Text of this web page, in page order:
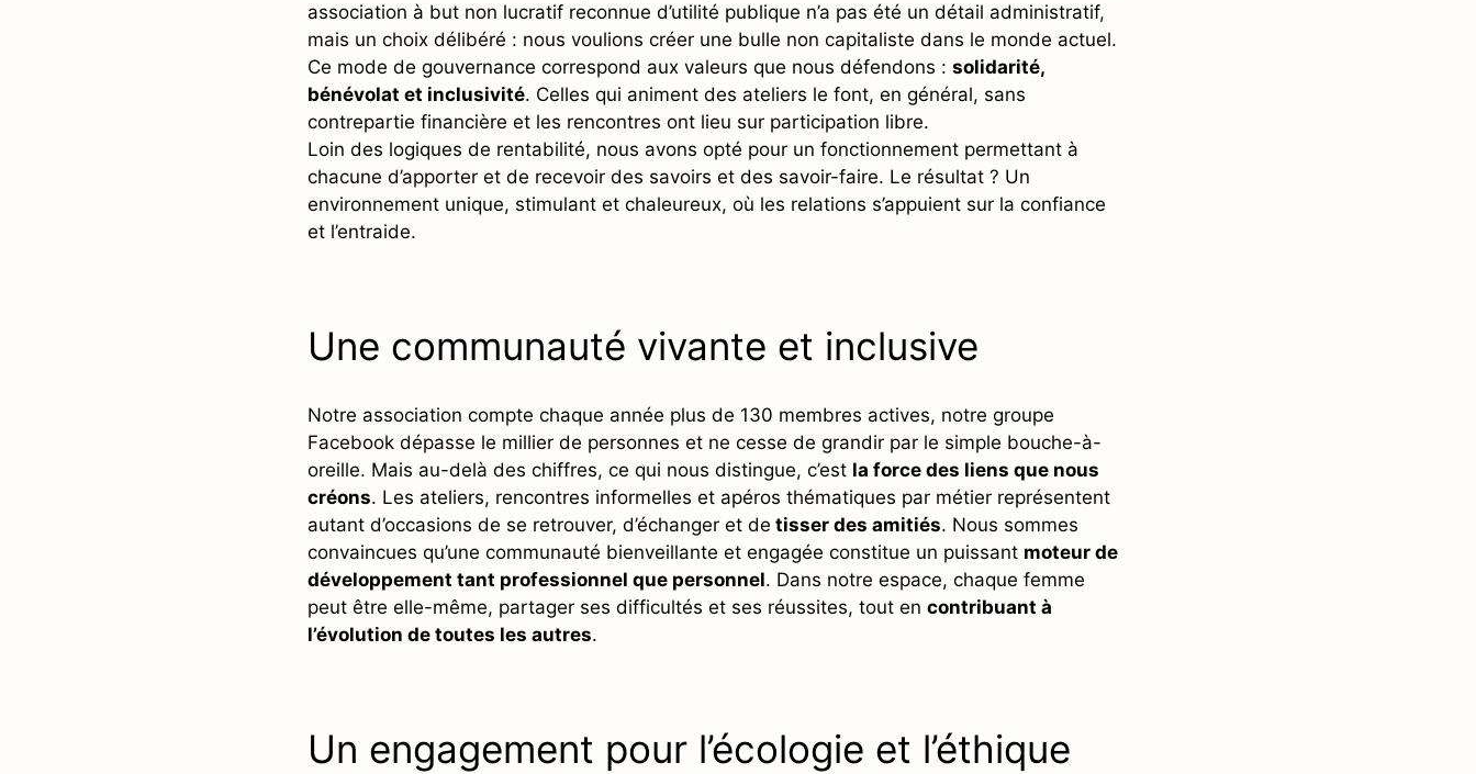
association à but non lucratif reconnue d’utilité publique n’a pas été un détail administratif,
mais un choix délibéré : nous voulions créer une bulle non capitaliste dans le monde actuel.
Ce mode de gouvernance correspond aux valeurs que nous défendons : solidarité,
bénévolat et inclusivité. Celles qui animent des ateliers le font, en général, sans
contrepartie financière et les rencontres ont lieu sur participation libre.
Loin des logiques de rentabilité, nous avons opté pour un fonctionnement permettant à
chacune d’apporter et de recevoir des savoirs et des savoir-faire. Le résultat ? Un
environnement unique, stimulant et chaleureux, où les relations s’appuient sur la confiance
et l’entraide.
Une communauté vivante et inclusive
Notre association compte chaque année plus de 130 membres actives, notre groupe
Facebook dépasse le millier de personnes et ne cesse de grandir par le simple bouche-à-
oreille. Mais au-delà des chiffres, ce qui nous distingue, c’est la force des liens que nous
créons. Les ateliers, rencontres informelles et apéros thématiques par métier représentent
autant d’occasions de se retrouver, d’échanger et de tisser des amitiés. Nous sommes
convaincues qu’une communauté bienveillante et engagée constitue un puissant moteur de
développement tant professionnel que personnel. Dans notre espace, chaque femme
peut être elle-même, partager ses difficultés et ses réussites, tout en contribuant à
l’évolution de toutes les autres.
Un engagement pour l’écologie et l’éthique